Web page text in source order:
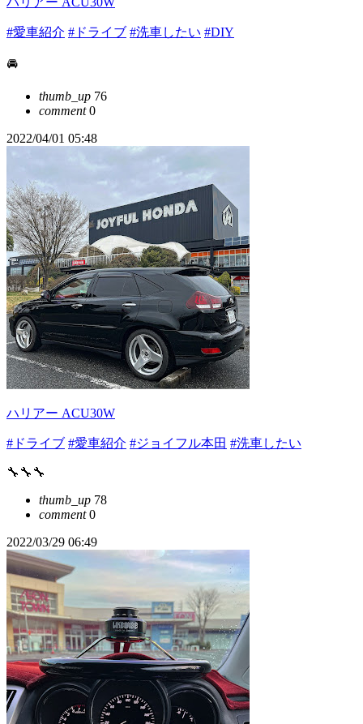
#愛車紹介 #ドライブ #洗車したい #DIY
🚘
thumb_up 76
comment0
2022/04/01 05:48
ハリアー ACU30W
#ドライブ #愛車紹介 #ジョイフル本田 #洗車したい
🔧🔧🔧
thumb_up 78
comment0
2022/03/29 06:49